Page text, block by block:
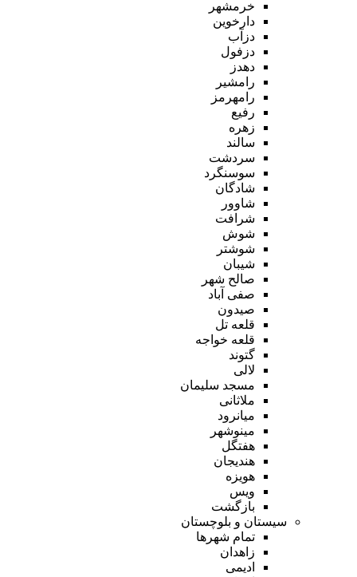
خرمشهر
دارخوین
دزآب
دزفول
دهدز
رامشیر
رامهرمز
رفیع
زهره
سالند
سردشت
سوسنگرد
شادگان
شاوور
شرافت
شوش
شوشتر
شیبان
صالح شهر
صفی آباد
صیدون
قلعه تل
قلعه خواجه
گتوند
لالی
مسجد سلیمان
ملاثانی
میانرود
مینوشهر
هفتگل
هندیجان
هویزه
ویس
بازگشت
سیستان و بلوچستان
تمام شهر‌ها
زاهدان
ادیمی